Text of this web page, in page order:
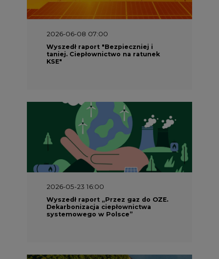
taniej. Ciepłownictwo na ratunek
2026-05-23 16:00
Wyszedł raport „Przez gaz do OZE.
Dekarbonizacja ciepłownictwa